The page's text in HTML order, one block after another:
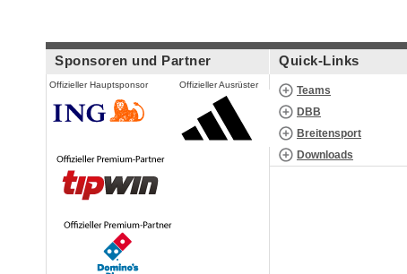
Sponsoren und Partner
Offizieller Hauptsponsor Offizieller Ausrüster
Quick-Links
Teams
DBB
Breitensport
Downloads